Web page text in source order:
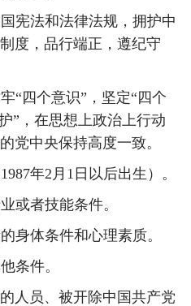
法和法律法规，拥护中
度，品行端正，遵纪守
四个意识”，坚定“四个
”，在思想上政治上行动
党中央保持高度一致。
年2月1日以后出生）。
者技能条件。
体条件和心理素质。
条件。
员、被开除中国共产党